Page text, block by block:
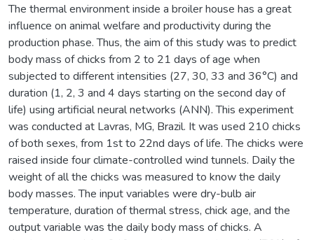
The thermal environment inside a broiler house has a great
influence on animal welfare and productivity during the
production phase. Thus, the aim of this study was to predict
body mass of chicks from 2 to 21 days of age when
subjected to different intensities (27, 30, 33 and 36°C) and
duration (1, 2, 3 and 4 days starting on the second day of
life) using artificial neural networks (ANN). This experiment
was conducted at Lavras, MG, Brazil. It was used 210 chicks
of both sexes, from 1st to 22nd days of life. The chicks were
raised inside four climate-controlled wind tunnels. Daily the
weight of all the chicks was measured to know the daily
body masses. The input variables were dry-bulb air
temperature, duration of thermal stress, chick age, and the
output variable was the daily body mass of chicks. A